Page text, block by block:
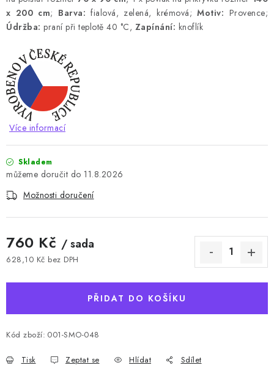
x 200 cm; Barva:fialová, zelená, krémová;Motiv: Provence;
Údržba: praní při teplotě 40 °C, Zapínání: knoflík
Více informací
Skladem
11.8.2026
Možnosti doručení
760 Kč / sada
628,10 Kč bez DPH
PŘIDAT DO KOŠÍKU
Kód zboží: 001-SMO-048
Tisk Zeptat se Hlídat Sdílet